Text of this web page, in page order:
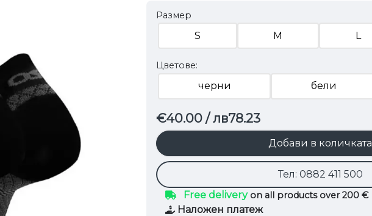
Размер
S M L
Цветове:
черни бели
€40.00 / лв78.23
Добави в количката
Тел: 0882 411 500
Free delivery on all products over 200 €
Наложен платеж